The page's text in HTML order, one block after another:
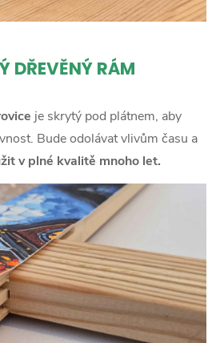
DŘEVĚNÝ RÁM
je skrytý pod plátnem, aby
Bude odolávat vlivům času a
v plné kvalitě mnoho let.